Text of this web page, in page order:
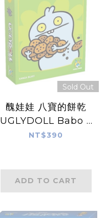
Sold Out
醜娃娃 八寶的餅乾
UGLYDOLL Babo s
Cookies 繁體中文版
NT$390
ADD TO CART